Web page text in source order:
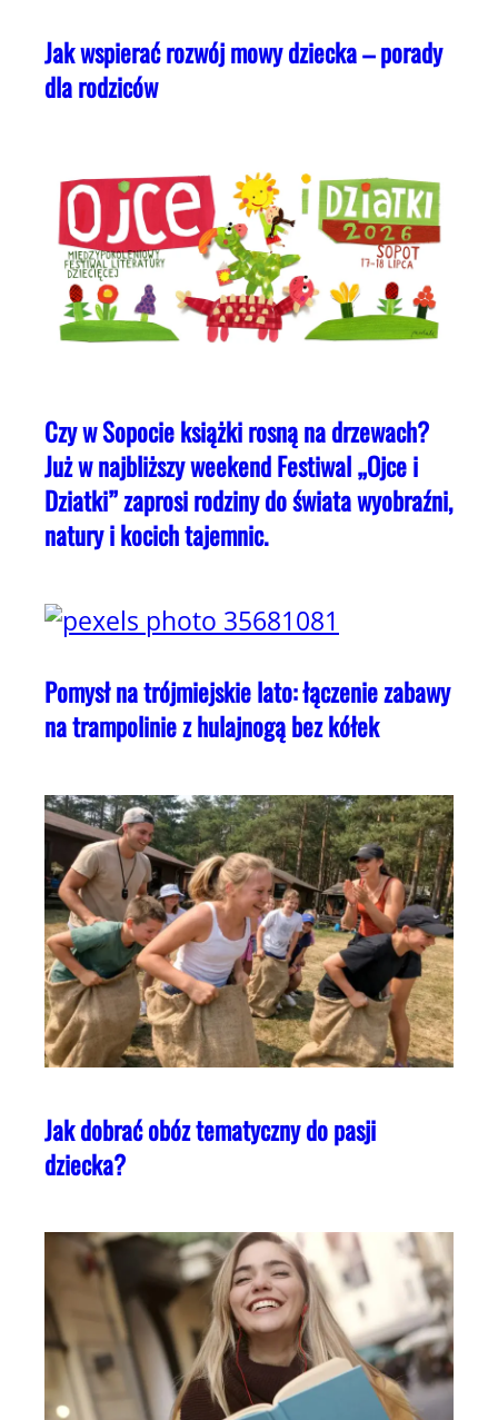
Jak wspierać rozwój mowy dziecka – porady
dla rodziców
Czy w Sopocie książki rosną na drzewach?
Już w najbliższy weekend Festiwal „Ojce i
Dziatki” zaprosi rodziny do świata wyobraźni,
natury i kocich tajemnic.
Pomysł na trójmiejskie lato: łączenie zabawy
na trampolinie z hulajnogą bez kółek
Jak dobrać obóz tematyczny do pasji
dziecka?